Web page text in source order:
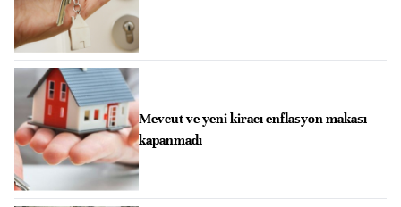
Mevcut ve yeni kiracı enflasyon makası
kapanmadı